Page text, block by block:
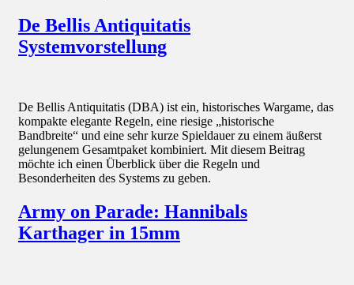
De Bellis Antiquitatis
Systemvorstellung
De Bellis Antiquitatis (DBA) ist ein, historisches Wargame, das
kompakte elegante Regeln, eine riesige „historische
Bandbreite“ und eine sehr kurze Spieldauer zu einem äußerst
gelungenem Gesamtpaket kombiniert. Mit diesem Beitrag
möchte ich einen Überblick über die Regeln und
Besonderheiten des Systems zu geben.
Army on Parade: Hannibals
Karthager in 15mm